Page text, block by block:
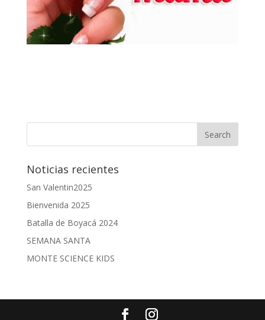
Noticias recientes
San Valentin2025
Bienvenida 2025
Batalla de Boyacá 2024
SEMANA SANTA
MONTE SCIENCE KIDS